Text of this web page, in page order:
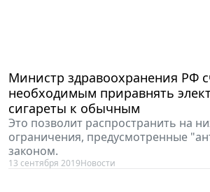
Министр здравоохранения РФ
необходимым приравнять
сигареты к обычным
Это позволит распространить на
ограничения, предусмотренные
законом.
13 сентября 2019Новости